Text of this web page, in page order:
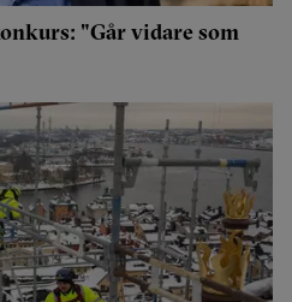
"Går vidare som